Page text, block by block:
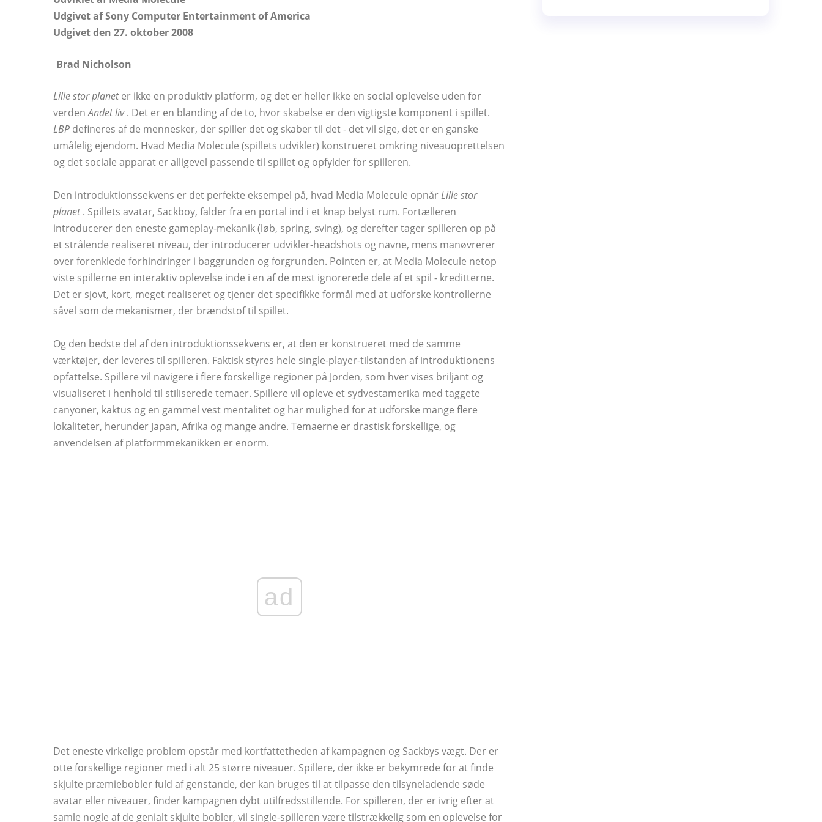
Udgivet af Sony Computer Entertainment of America
Udgivet den 27. oktober 2008
Brad Nicholson
Lille stor planeter ikke en produktiv platform, og det er heller ikke en social oplevelse uden for
verdenAndet liv. Det er en blanding af de to, hvor skabelse er den vigtigste komponent i spillet.
LBP defineres af de mennesker, der spiller det og skaber til det - det vil sige, det er en ganske
umålelig ejendom. Hvad Media Molecule (spillets udvikler) konstrueret omkring niveauoprettelsen
og det sociale apparat er alligevel passende til spillet og opfylder for spilleren.
Den introduktionssekvens er det perfekte eksempel på, hvad Media Molecule opnårLille stor
planet. Spillets avatar, Sackboy, falder fra en portal ind i et knap belyst rum. Fortælleren
introducerer den eneste gameplay-mekanik (løb, spring, sving), og derefter tager spilleren op på
et strålende realiseret niveau, der introducerer udvikler-headshots og navne, mens manøvrerer
over forenklede forhindringer i baggrunden og forgrunden. Pointen er, at Media Molecule netop
viste spillerne en interaktiv oplevelse inde i en af ​​de mest ignorerede dele af et spil - kreditterne.
Det er sjovt, kort, meget realiseret og tjener det specifikke formål med at udforske kontrollerne
såvel som de mekanismer, der brændstof til spillet.
Og den bedste del af den introduktionssekvens er, at den er konstrueret med de samme
værktøjer, der leveres til spilleren. Faktisk styres hele single-player-tilstanden af ​​introduktionens
opfattelse. Spillere vil navigere i flere forskellige regioner på Jorden, som hver vises briljant og
visualiseret i henhold til stiliserede temaer. Spillere vil opleve et sydvestamerika med taggete
canyoner, kaktus og en gammel vest mentalitet og har mulighed for at udforske mange flere
lokaliteter, herunder Japan, Afrika og mange andre. Temaerne er drastisk forskellige, og
anvendelsen af ​​platformmekanikken er enorm.
ad
Det eneste virkelige problem opstår med kortfattetheden af ​​kampagnen og Sackbys vægt. Der er
otte forskellige regioner med i alt 25 større niveauer. Spillere, der ikke er bekymrede for at finde
skjulte præmiebobler fuld af genstande, der kan bruges til at tilpasse den tilsyneladende søde
avatar eller niveauer, finder kampagnen dybt utilfredsstillende. For spilleren, der er ivrig efter at
samle nogle af de genialt skjulte bobler, vil single-spilleren være tilstrækkelig som en oplevelse for